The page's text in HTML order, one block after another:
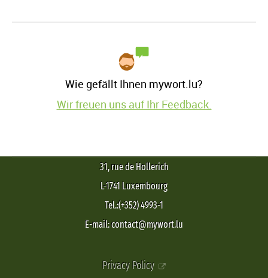
Wie gefällt Ihnen mywort.lu?
Wir freuen uns auf Ihr Feedback.
31, rue de Hollerich
L-1741 Luxembourg
Tel.:(+352) 4993-1
E-mail: contact@mywort.lu
Privacy Policy